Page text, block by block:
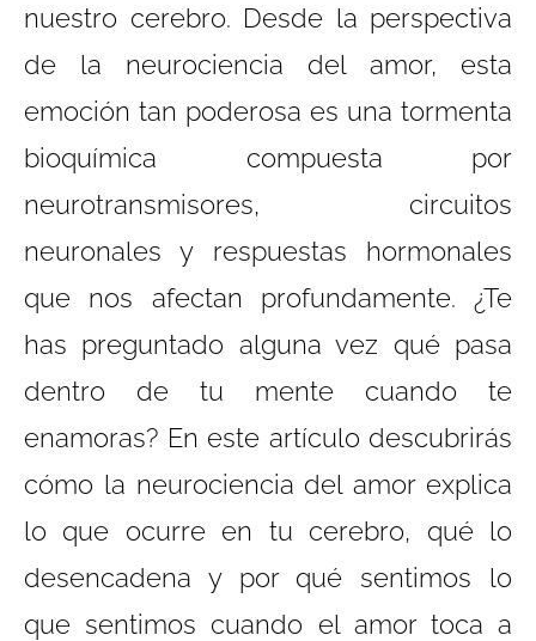
nuestro cerebro. Desde la perspectiva
de la neurociencia del amor, esta
emoción tan poderosa es una tormenta
bioquímica compuesta por
neurotransmisores, circuitos
neuronales y respuestas hormonales
que nos afectan profundamente. ¿Te
has preguntado alguna vez qué pasa
dentro de tu mente cuando te
enamoras? En este artículo descubrirás
cómo la neurociencia del amor explica
lo que ocurre en tu cerebro, qué lo
desencadena y por qué sentimos lo
que sentimos cuando el amor toca a